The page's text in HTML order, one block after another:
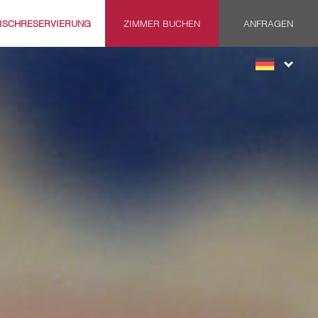
ZIMMER BUCHEN ANFRAGEN